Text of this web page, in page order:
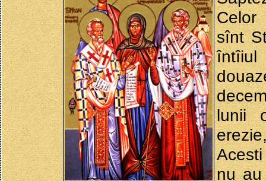
Celor
sînt
întîiul
lunii
nu